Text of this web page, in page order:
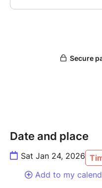
Date and place
Sat Jan 24, 2026
Add to my